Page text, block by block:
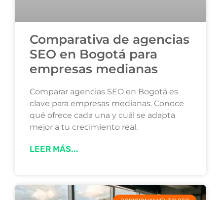
Comparativa de agencias
SEO en Bogotá para
empresas medianas
Comparar agencias SEO en Bogotá es
clave para empresas medianas. Conoce
qué ofrece cada una y cuál se adapta
mejor a tu crecimiento real.
LEER MÁS...